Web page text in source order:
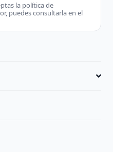
la política de
puedes consultarla en el